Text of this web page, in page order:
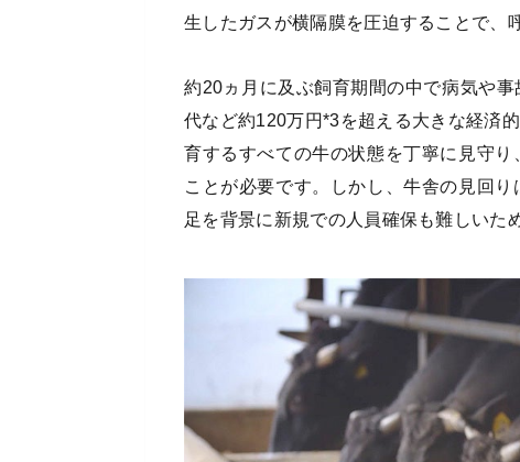
生したガスが横隔膜を圧迫することで、
約20ヵ月に及ぶ飼育期間の中で病気や
代など約120万円*3を超える大きな経済
育するすべての牛の状態を丁寧に見守
ことが必要です。しかし、牛舎の見回
足を背景に新規での人員確保も難しいた